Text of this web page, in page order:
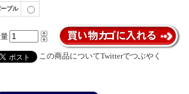
プル
この商品についてTwitterでつぶやく